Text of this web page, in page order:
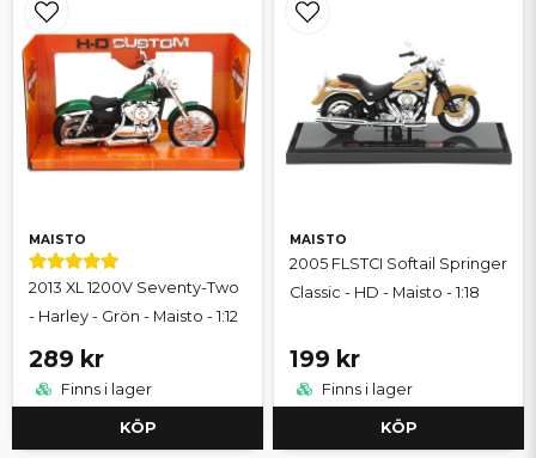
MAISTO
2013 XL 1200V Seventy-Two
- Harley - Grön - Maisto - 1:12
289 kr
Finns i lager
KÖP
MAISTO
2005 FLSTCI Softail Springer
Classic - HD - Maisto - 1:18
199 kr
Finns i lager
KÖP